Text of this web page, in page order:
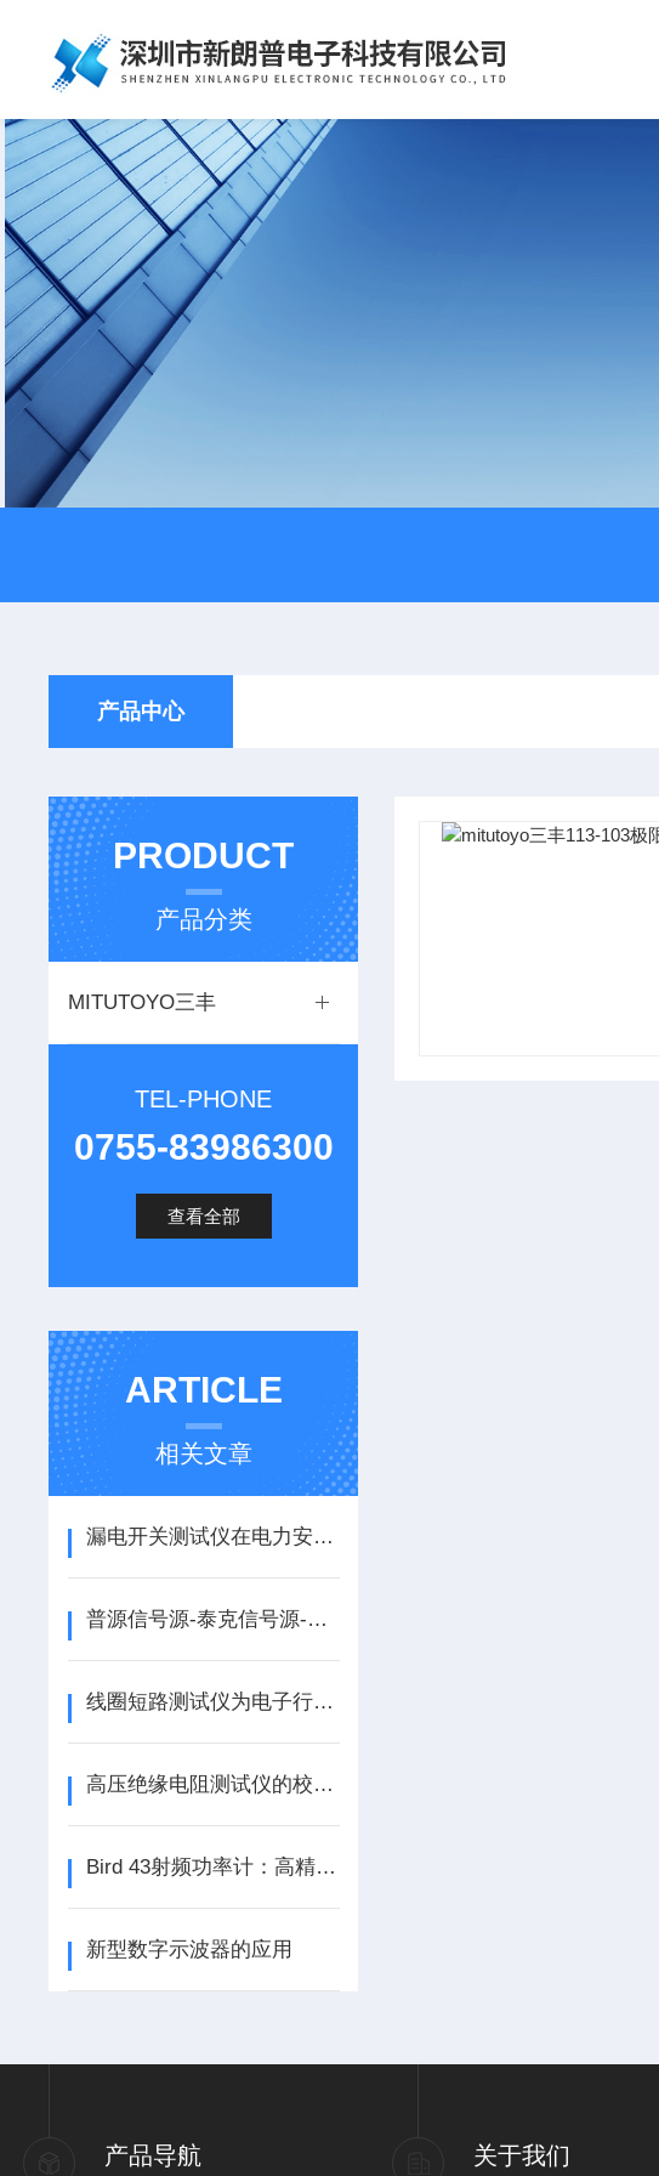
产品中心
PRODUCT
产品分类
MITUTOYO三丰
TEL-PHONE
0755-83986300
查看全部
ARTICLE
相关文章
漏电开关测试仪在电力安全中的重要作用
普源信号源-泰克信号源-安捷伦信号源技术对照
线圈短路测试仪为电子行业的发展保驾护航
高压绝缘电阻测试仪的校准与质量控制
Bird 43射频功率计：高精度测量技术与应用前景
新型数字示波器的应用
产品导航 关于我们